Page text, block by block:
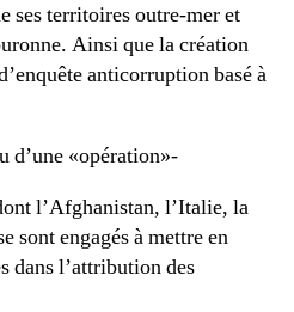
ses territoires outre-mer et
Ainsi que la création
anticorruption basé à
d’une «opération»-
l’Afghanistan, l’Italie, la
sont engagés à mettre en
dans l’attribution des